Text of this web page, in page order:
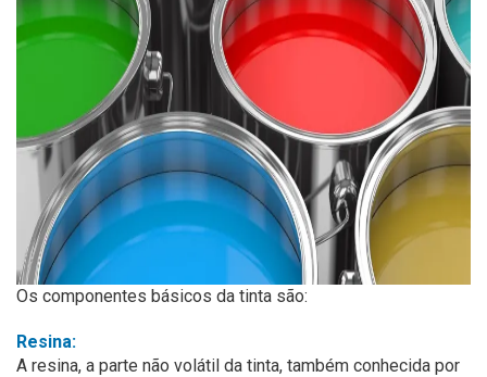
Os componentes básicos da tinta são:
Resina:
A resina, a parte não volátil da tinta, também conhecida por